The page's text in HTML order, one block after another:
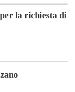
la richiesta di